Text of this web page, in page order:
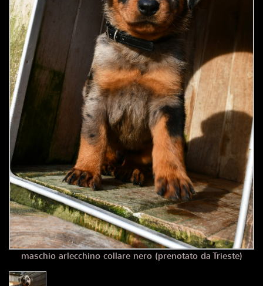
maschio arlecchino collare nero (prenotato da Trieste)